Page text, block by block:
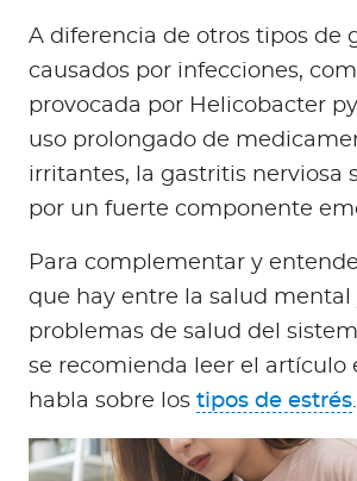
A diferencia de otros tipos de
causados por infecciones,
provocada por Helicobacter
uso prolongado de
irritantes, la gastritis nerviosa
por un fuerte componente
Para complementar y
que hay entre la salud mental
problemas de salud del
se recomienda leer el artículo
habla sobre los tipos de estrés.